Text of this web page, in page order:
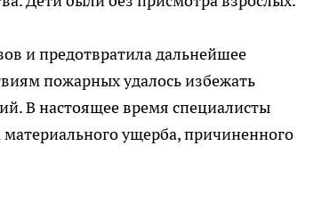
и предотвратила дальнейшее
пожарных удалось избежать
В настоящее время специалисты
ущерба, причиненного